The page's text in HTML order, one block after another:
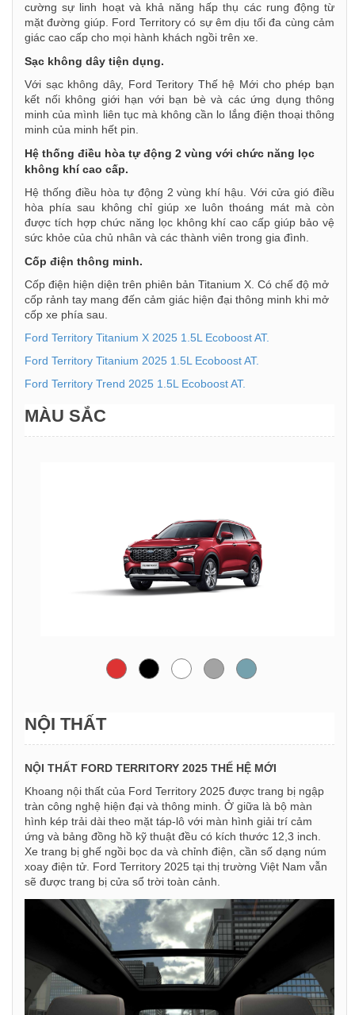
cường sự linh hoạt và khả năng hấp thụ các rung động từ
mặt đường giúp. Ford Territory có sự êm dịu tối đa cùng cảm
giác cao cấp cho mọi hành khách ngồi trên xe.
Sạc không dây tiện dụng.
Với sạc không dây, Ford Teritory Thế hệ Mới cho phép bạn
kết nối không giới hạn với bạn bè và các ứng dụng thông
minh của mình liên tục mà không cần lo lắng điện thoại thông
minh của minh hết pin.
Hệ thống điều hòa tự động 2 vùng với chức năng lọc
không khí cao cấp.
Hệ thống điều hòa tự động 2 vùng khí hậu. Với cửa gió điều
hòa phía sau không chỉ giúp xe luôn thoáng mát mà còn
được tích hợp chức năng lọc không khí cao cấp giúp bảo vệ
sức khỏe của chủ nhân và các thành viên trong gia đình.
Cốp điện thông minh.
Cốp điện hiện diện trên phiên bản Titanium X. Có chế độ mở
cốp rảnh tay mang đến cảm giác hiện đại thông minh khi mở
cốp xe phía sau.
Ford Territory Titanium X 2025 1.5L Ecoboost AT.
Ford Territory Titanium 2025 1.5L Ecoboost AT.
Ford Territory Trend 2025 1.5L Ecoboost AT.
MÀU SẮC
NỘI THẤT
NỘI THẤT FORD TERRITORY 2025 THẾ HỆ MỚI
Khoang nội thất của Ford Territory 2025 được trang bị ngập
tràn công nghệ hiện đại và thông minh. Ở giữa là bộ màn
hình kép trải dài theo mặt táp-lô với màn hình giải trí cảm
ứng và bảng đồng hồ kỹ thuật đều có kích thước 12,3 inch.
Xe trang bị ghế ngồi bọc da và chỉnh điện, cần số dạng núm
xoay điện tử. Ford Territory 2025 tại thị trường Việt Nam vẫn
sẽ được trang bị cửa sổ trời toàn cảnh.